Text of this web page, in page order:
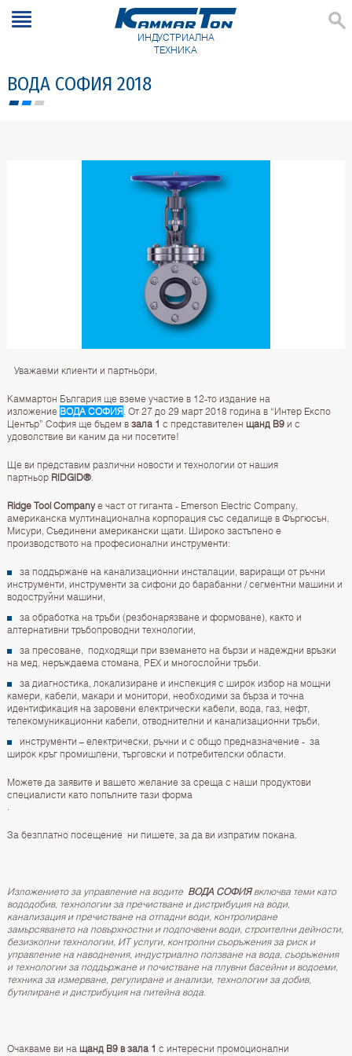
ИНДУСТРИАЛНА
ТЕХНИКА
ВОДА СОФИЯ 2018
Уважаеми клиенти и партньори,
Каммартон България ще вземе участие в 12-то издание на
изложение ВОДА СОФИЯ. От 27 до 29 март 2018 година в “Интер Експо
Център” София ще бъдем в зала 1 с представителен щанд B9и с
удоволствие ви каним да ни посетите!
Ще ви представим различни новости и технологии от нашия
партньор RIDGID®.
Ridge Tool Companyе част от гиганта - Emerson Electric Company,
американска мултинационална корпорация със седалище в Фъргюсън,
Мисури, Съединени американски щати. Широко застъпено е
производството на професионални инструменти:
за поддържане на канализационни инсталации, вариращи от ръчни
инструменти, инструменти за сифони до барабанни / сегментни машини и
водоструйни машини,
за обработка на тръби (резбонарязване и формоване), както и
алтернативни тръбопроводни технологии,
за пресоване, подходящи при вземането на бързи и надеждни връзки
на мед, неръждаема стомана, PEX и многослойни тръби.
за диагностика, локализиране и инспекция с широк избор на мощни
камери, кабели, макари и монитори, необходими за бърза и точна
идентификация на заровени електрически кабели, вода, газ, нефт,
телекомуникационни кабели, отводнителни и канализационни тръби,
инструменти – електрически, ръчни и с общо предназначение - за
широк кръг промишлени, търговски и потребителски области.
Можете да заявите и вашето желание за среща с наши продуктови
специалисти като попълните тази форма
.
За безплатно посещение ни пишете, за да ви изпратим покана.
Изложението за управление на водите ВОДА СОФИЯвключва теми като
вододобив, тexнологии за пречистване и дистрибуция на води,
канализация и пречистване на отпадни води, контролиране
замърсяването на повърхностни и подпочвени води, строителни дейности,
безизкопни технологии, ИТ услуги, контролни съоръжения за риск и
управление на наводнения, индустриално ползване на вода, съоръжения
и технологии за поддържане и почистване на плувни басейни и водоеми,
техника за измерване, регулиране и анализи, технологии за добив,
бутилиране и дистрибуция на питейна вода.
Очакваме ви на щанд B9 в зала 1 с интересни промоционални